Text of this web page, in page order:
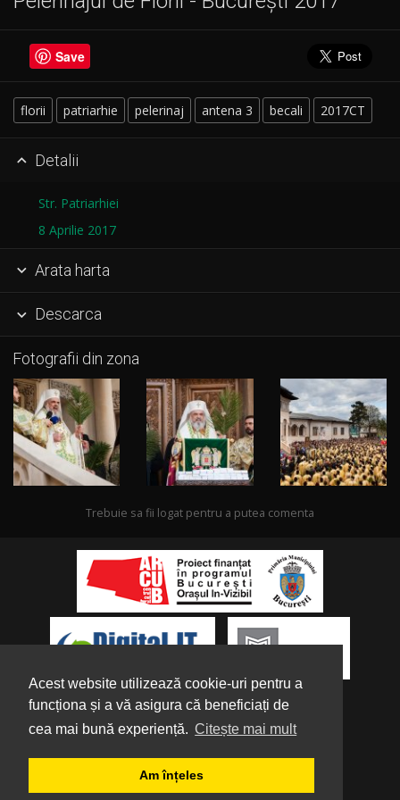
Acest website utilizează cookie-uri pentru a
funcționa și a vă asigura că beneficiați de
cea mai bună experiență. Citește mai mult
Am înțeles
Save
florii patriarhie pelerinaj antena 3 becali 2017CT
 Detalii
Str. Patriarhiei
8 Aprilie 2017
 Arata harta
 Descarca
Fotografii din zona
Trebuie sa fii logat pentru a putea comenta
Despre noi | Parteneri
Confidențialitate | Termeni și condiții | Tutorial